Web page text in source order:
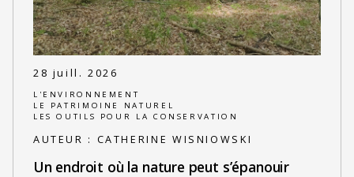
28 juill. 2026
L'ENVIRONNEMENT
LE PATRIMOINE NATUREL
LES OUTILS POUR LA CONSERVATION
AUTEUR : CATHERINE WISNIOWSKI
Un endroit où la nature peut s’épanouir